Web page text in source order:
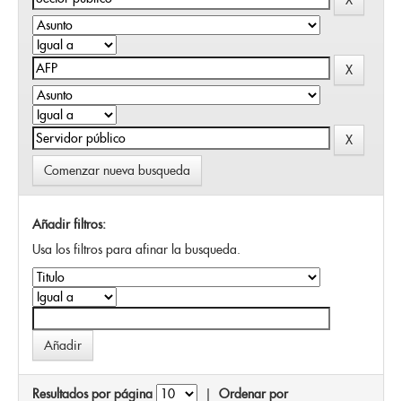
Comenzar nueva busqueda
Añadir filtros:
Usa los filtros para afinar la busqueda.
Resultados por página | Ordenar por